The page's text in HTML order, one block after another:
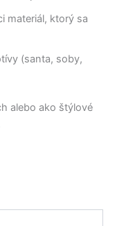
materiál, ktorý sa
(santa, soby,
alebo ako štýlové